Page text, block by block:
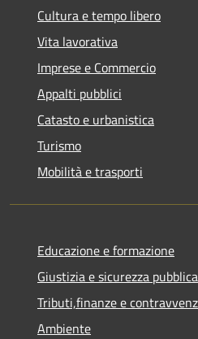
Cultura e tempo libero
Vita lavorativa
Imprese e Commercio
Appalti pubblici
Catasto e urbanistica
Turismo
Mobilità e trasporti
Educazione e formazione
Giustizia e sicurezza pubblica
Tributi,finanze e
Ambiente